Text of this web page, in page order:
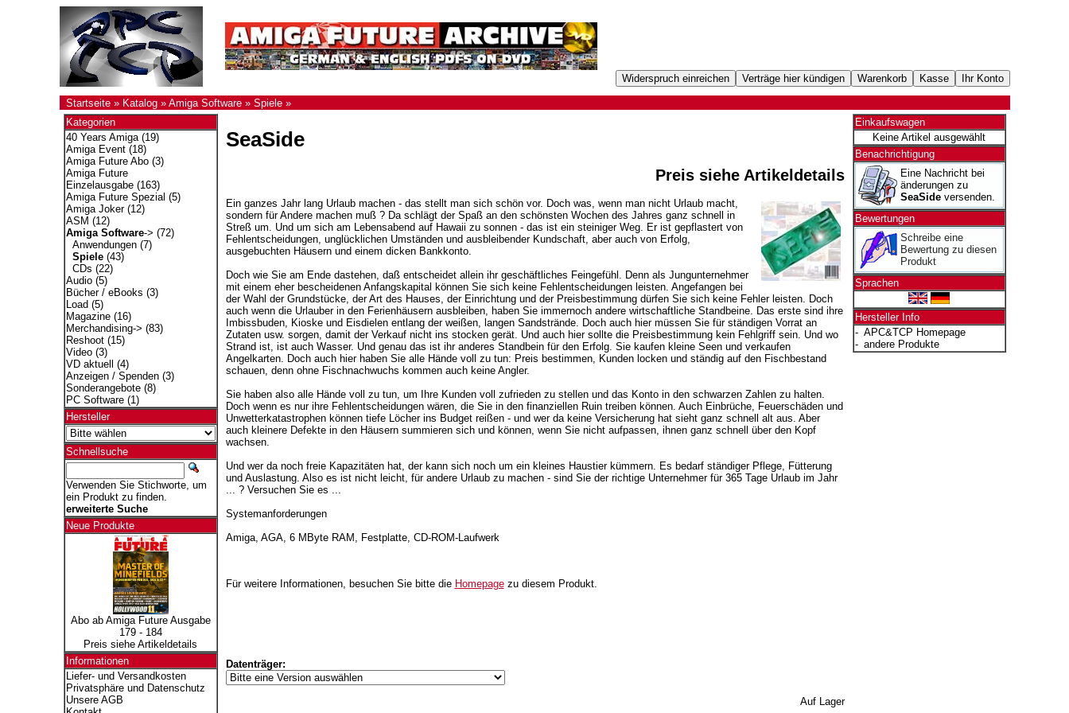
Startseite» Katalog» Amiga Software» Spiele»
Kategorien
40 Years Amiga(19)
Amiga Event(18)
Amiga Future Abo(3)
Amiga Future
Einzelausgabe(163)
Amiga Future Spezial (5)
Amiga Joker(12)
ASM (12)
Amiga Software-> (72)
Anwendungen(7)
Spiele(43)
CDs (22)
Audio(5)
Bücher / eBooks (3)
Load (5)
Magazine(16)
Merchandising-> (83)
Reshoot(15)
Video(3)
VD aktuell
(4)
Anzeigen / Spenden(3)
Sonderangebote(8)
PC Software(1)
Hersteller
Schnellsuche
Verwenden Sie Stichworte, um
ein Produkt zu finden.
erweiterte Suche
Neue Produkte
Abo ab Amiga Future Ausgabe
179 - 184
Preis siehe Artikeldetails
Informationen
Liefer- und Versandkosten
Privatsphäre und Datenschutz
Unsere AGB
SeaSide
Preis siehe Artikeldetails
Ein ganzes Jahr lang Urlaub machen - das stellt man sich schön vor. Doch was, wenn man nicht Urlaub macht,
sondern für Andere machen muß ? Da schlägt der Spaß an den schönsten Wochen des Jahres ganz schnell in
Streß um. Und um sich am Lebensabend auf Hawaii zu sonnen - das ist ein steiniger Weg. Er ist gepflastert von
Fehlentscheidungen, unglücklichen Umständen und ausbleibender Kundschaft, aber auch von Erfolg,
ausgebuchten Häusern und einem dicken Bankkonto.
Doch wie Sie am Ende dastehen, daß entscheidet allein ihr geschäftliches Feingefühl. Denn als Jungunternehmer
mit einem eher bescheidenen Anfangskapital können Sie sich keine Fehlentscheidungen leisten. Angefangen bei
der Wahl der Grundstücke, der Art des Hauses, der Einrichtung und der Preisbestimmung dürfen Sie sich keine Fehler leisten. Doch
auch wenn die Urlauber in den Ferienhäusern ausbleiben, haben Sie immernoch andere wirtschaftliche Standbeine. Das erste sind ihre
Imbissbuden, Kioske und Eisdielen entlang der weißen, langen Sandstrände. Doch auch hier müssen Sie für ständigen Vorrat an
Zutaten usw. sorgen, damit der Verkauf nicht ins stocken gerät. Und auch hier sollte die Preisbestimmung kein Fehlgriff sein. Und wo
Strand ist, ist auch Wasser. Und genau das ist ihr anderes Standbein für den Erfolg. Sie kaufen kleine Seen und verkaufen
Angelkarten. Doch auch hier haben Sie alle Hände voll zu tun: Preis bestimmen, Kunden locken und ständig auf den Fischbestand
schauen, denn ohne Fischnachwuchs kommen auch keine Angler.
Sie haben also alle Hände voll zu tun, um Ihre Kunden voll zufrieden zu stellen und das Konto in den schwarzen Zahlen zu halten.
Doch wenn es nur ihre Fehlentscheidungen wären, die Sie in den finanziellen Ruin treiben können. Auch Einbrüche, Feuerschäden und
Unwetterkatastrophen können tiefe Löcher ins Budget reißen - und wer da keine Versicherung hat sieht ganz schnell alt aus. Aber
auch kleinere Defekte in den Häusern summieren sich und können, wenn Sie nicht aufpassen, ihnen ganz schnell über den Kopf
wachsen.
Und wer da noch freie Kapazitäten hat, der kann sich noch um ein kleines Haustier kümmern. Es bedarf ständiger Pflege, Fütterung
und Auslastung. Also es ist nicht leicht, für andere Urlaub zu machen - sind Sie der richtige Unternehmer für 365 Tage Urlaub im Jahr
... ? Versuchen Sie es ...
Systemanforderungen
Amiga, AGA, 6 MByte RAM, Festplatte, CD-ROM-Laufwerk
Für weitere Informationen, besuchen Sie bitte die Homepagezu diesem Produkt.
Datenträger:
Auf Lager
Einkaufswagen
Keine Artikel ausgewählt
Benachrichtigung
Eine Nachricht bei
änderungen zu
SeaSideversenden.
Bewertungen
Schreibe eine
Bewertung zu diesen
Produkt
Sprachen
Hersteller Info
- APC&TCP Homepage
- andere Produkte